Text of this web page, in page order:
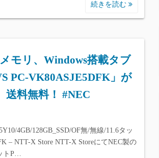
続きを読む
モリ、Windows搭載タブ
PC-VK80ASJE5DFK」が
送料無料！ #NEC
4GB/128GB_SSD/OF無/無線/11.6タッ
– NTT-X Store NTT-X StoreにてNEC製の
トP…